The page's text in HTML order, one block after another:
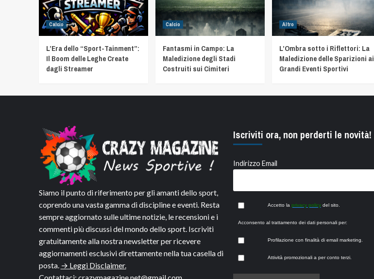
Calcio
L’Era dello “Sport-Tainment”:
Il Boom delle Leghe Create
dagli Streamer
Calcio
Fantasmi in Campo: La
Maledizione degli Stadi
Costruiti sui Cimiteri
Altro
L’Ombra sotto i Riflettori: La
Maledizione delle Sparizioni ai
Grandi Eventi Sportivi
Siamo il punto di riferimento per gli amanti dello sport,
coprendo una vasta gamma di discipline e eventi. Resta
sempre aggiornato sulle ultime notizie, le recensioni e i
commenti più discussi del mondo dello sport. Iscriviti
gratuitamente alla nostra newsletter per ricevere
aggiornamenti esclusivi direttamente nella tua casella di
posta. → Leggi Disclaimer.
Iscriviti ora, non perderti le novità!
Indirizzo Email
Accetto la privacy policydel sito.
Acconsento al trattamento dei dati personali per:
Profilazione con finalità di email marketing.
Attività promozionali a per conto terzi.